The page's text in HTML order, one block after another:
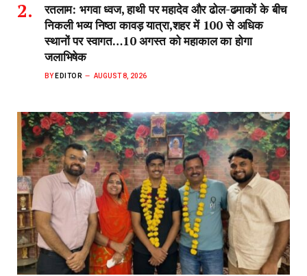
रतलाम: भगवा ध्वज, हाथी पर महादेव और ढोल-ढमाकों के बीच
निकली भव्य निष्ठा कावड़ यात्रा,शहर में 100 से अधिक
स्थानों पर स्वागत…10 अगस्त को महाकाल का होगा
जलाभिषेक
BY EDITOR AUGUST 8, 2026